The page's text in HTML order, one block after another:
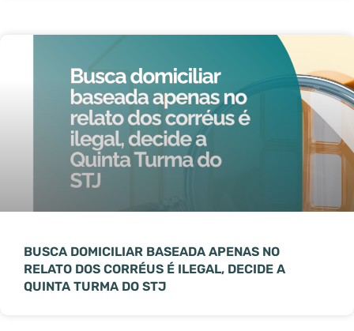
BUSCA DOMICILIAR BASEADA APENAS NO
RELATO DOS CORRÉUS É ILEGAL, DECIDE A
QUINTA TURMA DO STJ